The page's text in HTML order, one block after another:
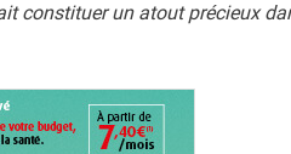
constituer un atout précieux